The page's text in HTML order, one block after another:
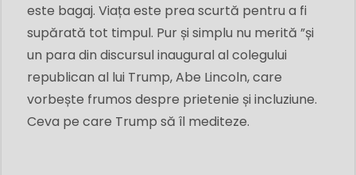
este bagaj. Viața este prea scurtă pentru a fi
supărată tot timpul. Pur și simplu nu merită ”și
un para din discursul inaugural al colegului
republican al lui Trump, Abe Lincoln, care
vorbește frumos despre prietenie și incluziune.
Ceva pe care Trump să îl mediteze.